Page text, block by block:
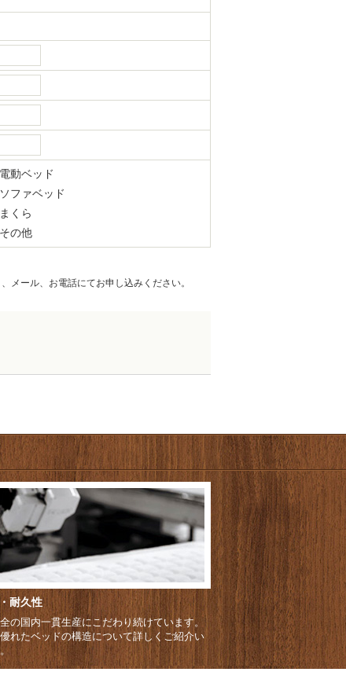
電動ベッド
ソファベッド
まくら
その他
メール、お電話にてお申し込みください。
耐久性
の国内一貫生産にこだわり続けています。
れたベッドの構造について詳しくご紹介い